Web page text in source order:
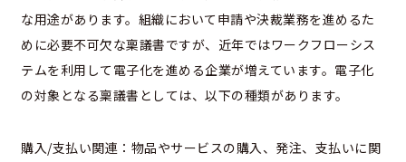
な用途があります。組織において申請や決裁業務を進めるた
めに必要不可欠な稟議書ですが、近年ではワークフローシス
テムを利用して電子化を進める企業が増えています。電子化
の対象となる稟議書としては、以下の種類があります。
購入/支払い関連：物品やサービスの購入、発注、支払いに関